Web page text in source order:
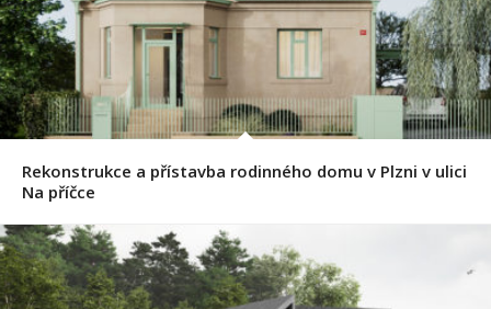
Rekonstrukce a přístavba rodinného domu v Plzni v ulici
Na příčce